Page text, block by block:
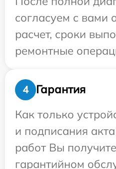
согласуем с вами
расчет, сроки
ремонтные
4
Гарантия
Как только
и подписания
работ Вы
гарантийном